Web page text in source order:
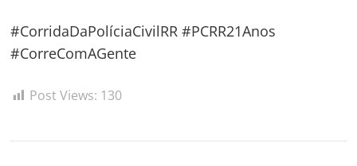
#CorridaDaPolíciaCivilRR #PCRR21Anos
#CorreComAGente
Post Views: 130